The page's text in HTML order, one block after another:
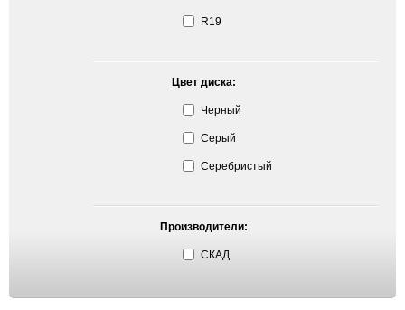
R19
Цвет диска:
Черный
Серый
Серебристый
Производители:
СКАД